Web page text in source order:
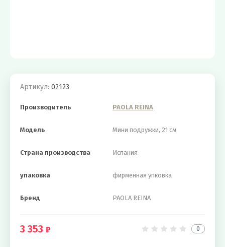
Артикул: 02123
Производитель PAOLA REINA
Модель Мини подружки, 21 см
Страна производства Испания
упаковка фирменная упковка
Бренд PAOLA REINA
3 353 0